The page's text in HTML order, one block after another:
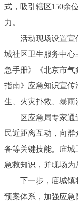
式，吸引辖区150余
力。
活动现场设置宣传
城社区卫生服务中心
急手册》《北京市
指南》应急知识宣传
生、火灾扑救、暴雨
区应急局专家通
民近距离互动，向
备等关键技能。庙城
急救知识，并现场为
下一步，庙城镇将
预案体系，加强应急